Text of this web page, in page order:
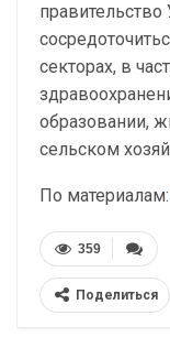
секторах, в
образовании,
сельском
По материалам:
359
Поделиться